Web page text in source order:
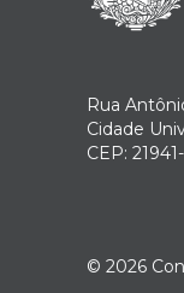
Rua
Cidade
CEP:
© 2026